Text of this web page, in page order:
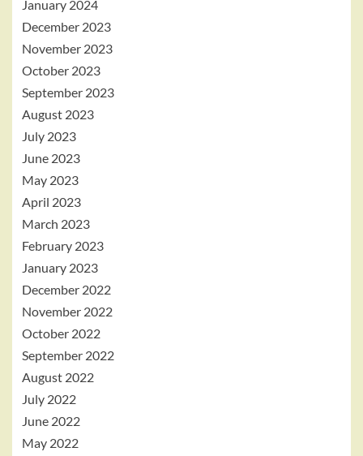
January 2024
December 2023
November 2023
October 2023
September 2023
August 2023
July 2023
June 2023
May 2023
April 2023
March 2023
February 2023
January 2023
December 2022
November 2022
October 2022
September 2022
August 2022
July 2022
June 2022
May 2022